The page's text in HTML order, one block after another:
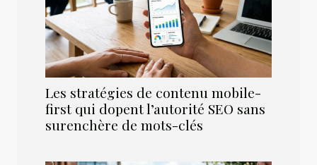
Les stratégies de contenu mobile-
first qui dopent l’autorité SEO sans
surenchère de mots-clés